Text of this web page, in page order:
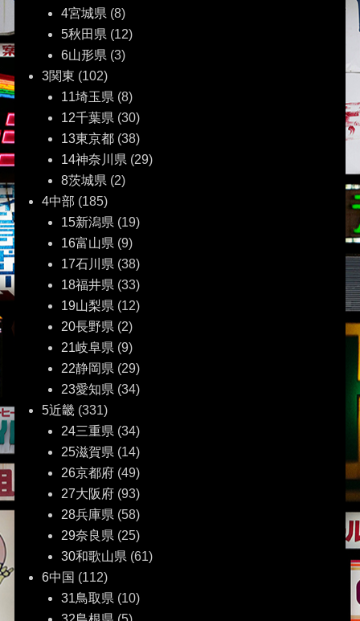
ン
4宮城県 (8)
5秋田県 (12)
6山形県 (3)
3関東 (102)
11埼玉県 (8)
12千葉県 (30)
13東京都(38)
14神奈川県 (29)
8茨城県 (2)
4中部 (185)
15新潟県 (19)
16富山県 (9)
17石川県 (38)
18福井県 (33)
19山梨県 (12)
20長野県 (2)
21岐阜県 (9)
22静岡県 (29)
23愛知県 (34)
5近畿(331)
24三重県 (34)
25滋賀県 (14)
26京都府(49)
27大阪府(93)
28兵庫県 (58)
29奈良県 (25)
30和歌山県 (61)
6中国 (112)
31鳥取県 (10)